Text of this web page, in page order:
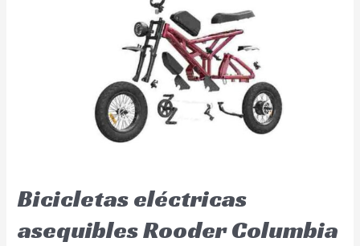
Bicicletas eléctricas
asequibles Rooder Columbia